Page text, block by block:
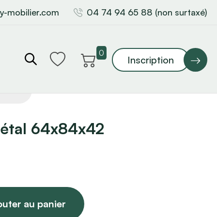
mobilier.com 04 74 94 65 88 (non surtaxé)
0
Inscription
64x84x42
au panier